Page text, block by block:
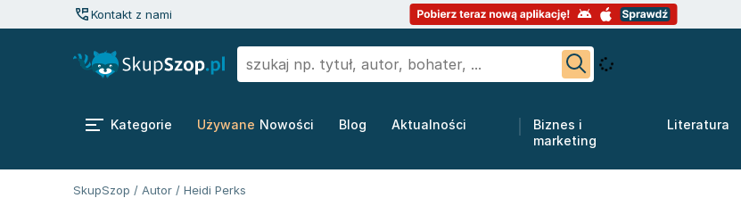
Kontakt z nami
Kategorie Używane Nowości Blog Aktualności
Biznes i
marketing
Literatura
SkupSzop / Autor / Heidi Perks